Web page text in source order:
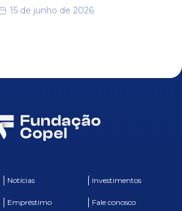
15 de junho de 2026
Notícias Investimentos
Empréstimo Fale conosco